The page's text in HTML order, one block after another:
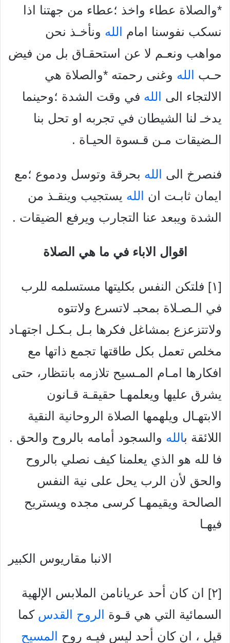
*والصلاة عطاء واخذ ؛عطاء من جهتنا اذا
نسكب نفوسنا امام
الله ونأخـذ نحن
مواهب ونعـم لا عن استحقـاق بل من فيض
حـب
الله وغنى رحمته *والصلاة هي
الالتجاء الى
الله في وقت الشدة ؛وحينما
يدخـ لنا الشيطان في تجربه او تحل بنا
الـضيقات مـن قـسوة الحيـاة .
فنصرخ الى الله بحرقة وتوسل ودموع ؛مع
ايمان ثابـت ان
الله يستجيب وينقـذ من
الشدة ويبعد عنا التجارب ويرفع الضيقات .
اقوال الاباء في ما هي الصلاة
[۱] فلتكن النفس بكليتها مستسلمه للرب
في الـصـلاة بمحبـ لاتسرع ولاتتوه
ولاتتزعزع بمشاغل فكرها بـل بـكـل اجتهـاد
مخلص تعمل بكل طاقتها تجمع ذاتها مع
افكارها امـام المـسيح تلازمه بانتظار، حتى
يشرق عليها ويعلمهـا حقيقـة قـانون
الابتهـال ويلهمها الصلاة الروحانية النقية
اللائقة بالله والسجود أمامه بالروح والحق .
فا لله هو الذي يعلمنا كيف نصلي بالروح
والحق لأن الرب يحل على نية النفس
الصالحة ويقيمهـا کرسی مجده ويستريح
فيهـا
الانبا مقاريوس الكبير
[۲] ان كان أحد عريانامن الملابس الإلهية
السمائية التي هي قـوة
الروح القدس كما
قيل ، ان كان أحد ليس فيـه روح
المسيح